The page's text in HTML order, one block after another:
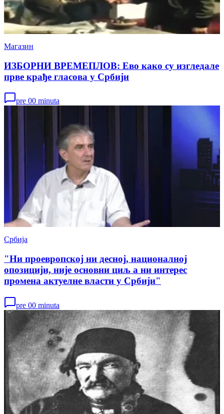
Магазин
ИЗБОРНИ ВРЕМЕПЛОВ: Ево како су изгледале
прве крађе гласова у Србији
pre 00 minuta
Србија
"Ни проевропској ни десној, националној
опозицији, није основни циљ а ни интерес
промена актуелне власти у Србији"
pre 00 minuta